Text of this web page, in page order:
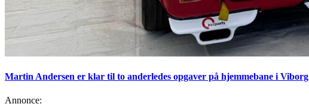
Martin Andersen er klar til to anderledes opgaver på hjemmebane i Viborg
Annonce: